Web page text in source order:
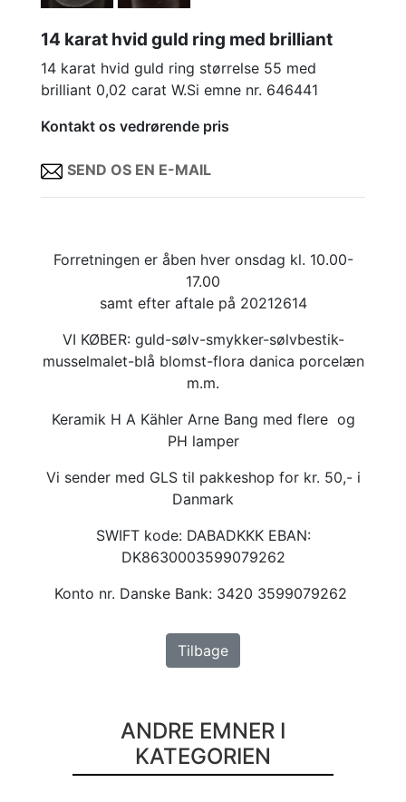
14 karat hvid guld ring med brilliant
14 karat hvid guld ring størrelse 55 med
brilliant 0,02 carat W.Si emne nr. 646441
Kontakt os vedrørende pris
SEND OS EN E-MAIL
Forretningen er åben hver onsdag kl. 10.00-
17.00
samt efter aftale på 20212614
VI KØBER: guld-sølv-smykker-sølvbestik-
musselmalet-blå blomst-flora danica porcelæn
m.m.
Keramik H A Kähler Arne Bang med flere og
PH lamper
Vi sender med GLS til pakkeshop for kr. 50,- i
Danmark
SWIFT kode: DABADKKK EBAN:
DK8630003599079262
Konto nr. Danske Bank: 3420 3599079262
Tilbage
ANDRE EMNER I
KATEGORIEN